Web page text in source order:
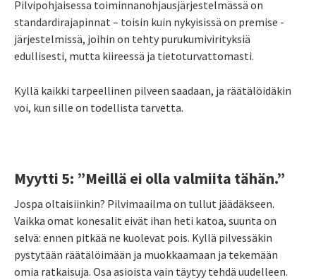
Pilvipohjaisessa toiminnanohjausjärjestelmässä on
standardirajapinnat – toisin kuin nykyisissä on premise -
järjestelmissä, joihin on tehty purukumivirityksiä
edullisesti, mutta kiireessä ja tietoturvattomasti.
Kyllä kaikki tarpeellinen pilveen saadaan, ja räätälöidäkin
voi, kun sille on todellista tarvetta.
Myytti 5: ”Meillä ei olla valmiita tähän.”
Jospa oltaisiinkin? Pilvimaailma on tullut jäädäkseen.
Vaikka omat konesalit eivät ihan heti katoa, suunta on
selvä: ennen pitkää ne kuolevat pois. Kyllä pilvessäkin
pystytään räätälöimään ja muokkaamaan ja tekemään
omia ratkaisuja. Osa asioista vain täytyy tehdä uudelleen.